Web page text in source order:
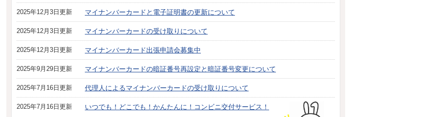
2025年12月3日更新 マイナンバーカードと電子証明書の更新について
2025年12月3日更新 マイナンバーカードの受け取りについて
2025年12月3日更新 マイナンバーカード出張申請会募集中
2025年9月29日更新 マイナンバーカードの暗証番号再設定と暗証番号変更について
2025年7月16日更新 代理人によるマイナンバーカードの受け取りについて
2025年7月16日更新 いつでも！どこでも！かんたんに！コンビニ交付サービス！